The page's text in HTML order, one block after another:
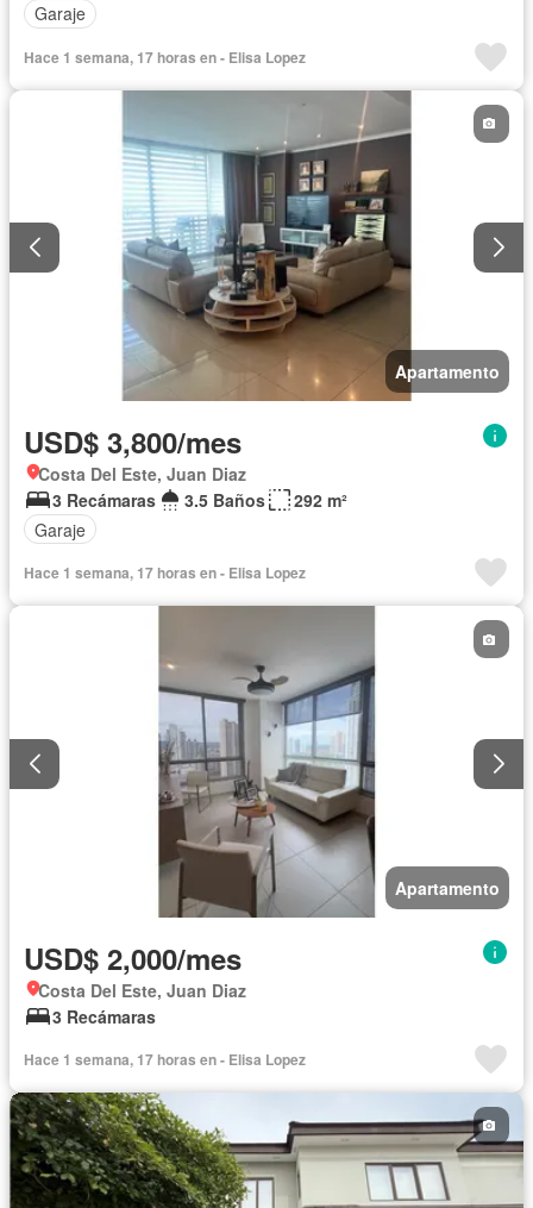
Garaje
Hace 1 semana, 17 horas en - Elisa Lopez
Apartamento
USD$ 3,800/mes
Costa Del Este, Juan Diaz
3 Recámaras
3.5 Baños
292 m²
Garaje
Hace 1 semana, 17 horas en - Elisa Lopez
Apartamento
USD$ 2,000/mes
Costa Del Este, Juan Diaz
3 Recámaras
Hace 1 semana, 17 horas en - Elisa Lopez